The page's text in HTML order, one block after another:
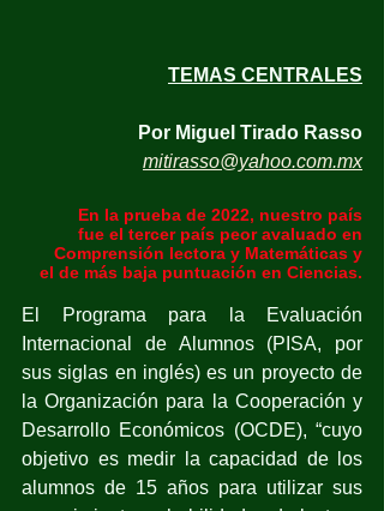
TEMAS CENTRALES
Por Miguel Tirado Rasso
mitirasso@yahoo.com.mx
En la prueba de 2022, nuestro país
fue el tercer país peor avaluado en
Comprensión lectora y Matemáticas y
el de más baja puntuación en Ciencias.
El Programa para la Evaluación
Internacional de Alumnos (PISA, por
sus siglas en inglés) es un proyecto de
la Organización para la Cooperación y
Desarrollo Económicos (OCDE), “cuyo
objetivo es medir la capacidad de los
alumnos de 15 años para utilizar sus